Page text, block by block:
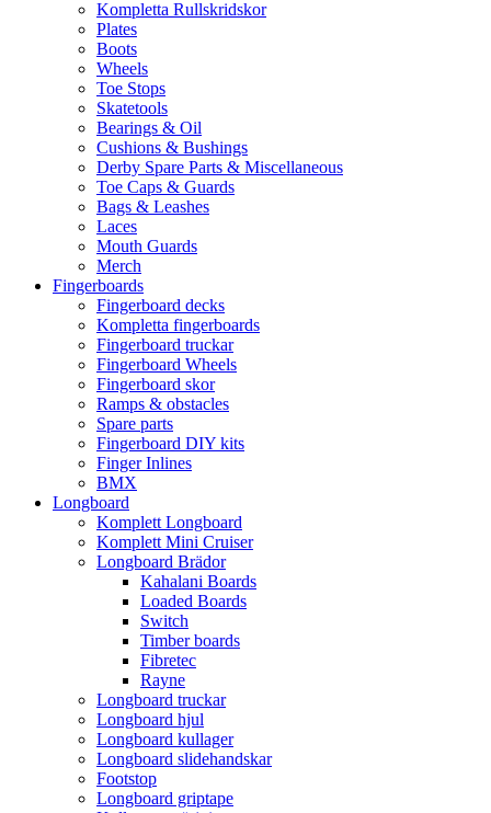
Kompletta Rullskridskor
Plates
Boots
Wheels
Toe Stops
Skatetools
Bearings & Oil
Cushions & Bushings
Derby Spare Parts & Miscellaneous
Toe Caps & Guards
Bags & Leashes
Laces
Mouth Guards
Merch
Fingerboards
Fingerboard decks
Kompletta fingerboards
Fingerboard truckar
Fingerboard Wheels
Fingerboard skor
Ramps & obstacles
Spare parts
Fingerboard DIY kits
Finger Inlines
BMX
Longboard
Komplett Longboard
Komplett Mini Cruiser
Longboard Brädor
Kahalani Boards
Loaded Boards
Switch
Timber boards
Fibretec
Rayne
Longboard truckar
Longboard hjul
Longboard kullager
Longboard slidehandskar
Footstop
Longboard griptape